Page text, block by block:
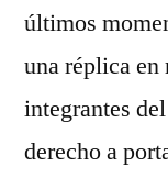
últimos
una réplica
integrantes
derecho a